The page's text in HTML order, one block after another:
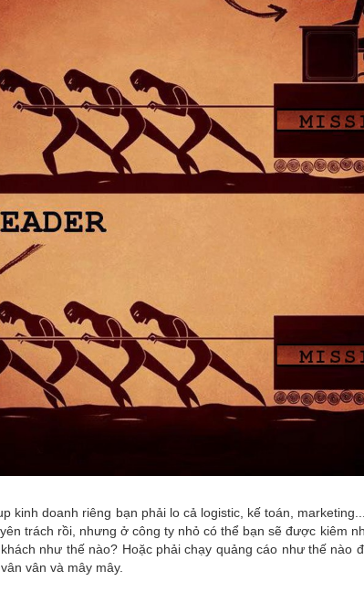
kinh doanh riêng bạn phải lo cả logistic, kế toán,
trách rồi, nhưng ở công ty nhỏ có thể bạn sẽ được kiêm
như thế nào? Hoặc phải chạy quảng cáo như thế nào
vân và mây mây.